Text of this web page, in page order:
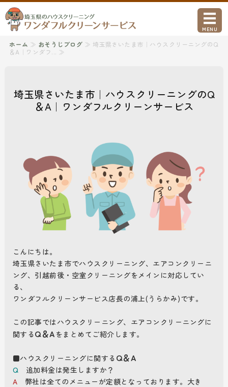
ワンダフルク
MENU
ホーム
引越し前後・空室クリーニング
ホーム ≫ おそうじブログ ≫ 埼玉県さいたま市｜ハウスクリーニングのQ
＆A｜ワンダフ... ≫
埼玉県さいたま市｜ハウスクリーニングのQ
＆A｜ワンダフルクリーンサービス
こんにちは。
埼玉県さいたま市でハウスクリーニング、エアコンクリーニ
ング、引越前後・空室クリーニングをメインに対応してい
る、
ワンダフルクリーンサービス店長の浦上(うらかみ)です。
この記事ではハウスクリーニング、エアコンクリーニングに
関する Q＆A をまとめてご紹介します。
■ハウスクリーニングに関する Q＆A
Q 追加料金は発生しますか？
A 弊社は全てのメニューが定額となっております。大き